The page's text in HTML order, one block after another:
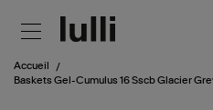
Accueil
Baskets Gel-Cumulus 16 Sscb Glacier